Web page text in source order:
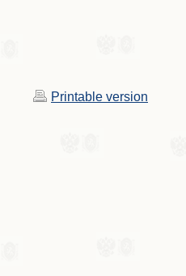
Printable version